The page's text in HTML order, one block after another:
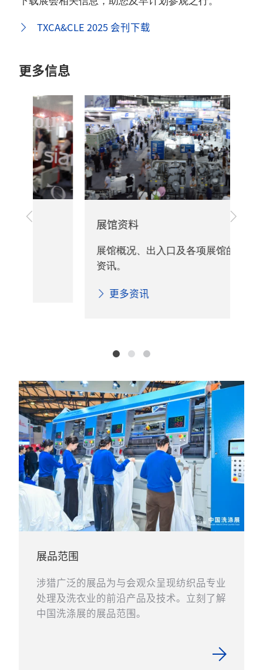
TXCA&CLE 2025 会刊下载
更多信息
上
下
展馆概况、出入口及各项展馆的重要
更多资讯
展品范围
涉猎广泛的展品为与会观众呈现纺织品专业
处理及洗衣业的前沿产品及技术。立刻了解
中国洗涤展的展品范围。